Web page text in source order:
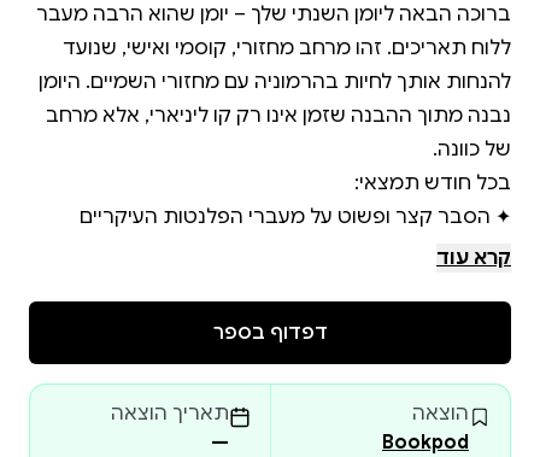
ברוכה הבאה ליומן השנתי שלך – יומן שהוא הרבה מעבר
ללוח תאריכים. זהו מרחב מחזורי, קוסמי ואישי, שנועד
להנחות אותך לחיות בהרמוניה עם מחזורי השמיים. היומן
נבנה מתוך ההבנה שזמן אינו רק קו ליניארי, אלא מרחב
✦ הסבר קצר ופשוט על מעברי הפלנטות העיקריים
✦ דף ייעודי לכתיבת חזון אישי במולד הירח, כדי לעגן
✦ טקס, מדיטציה , חיבור למלאך מלווה, עבודה עם
קרא עוד
דפדוף בספר
הוצאה
Bookpod
תאריך הוצאה
—